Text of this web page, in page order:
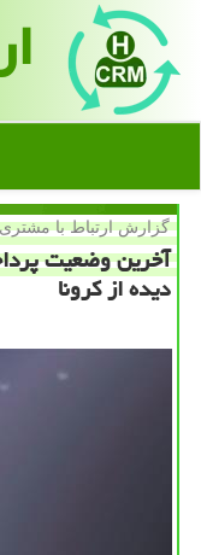
گزارش ارتباط با مشتری
آخرین وضعیت
دیده از كرونا